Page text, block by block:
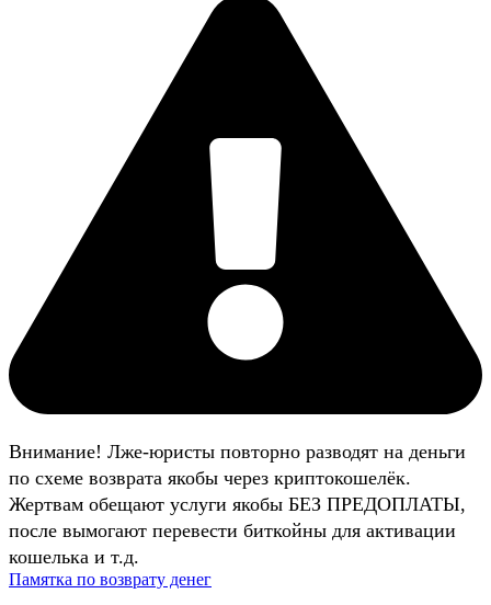
Внимание! Лже-юристы повторно разводят на деньги
по схеме возврата якобы через криптокошелёк.
Жертвам обещают услуги якобы БЕЗ ПРЕДОПЛАТЫ,
после вымогают перевести биткойны для активации
кошелька и т.д.
Памятка по возврату денег